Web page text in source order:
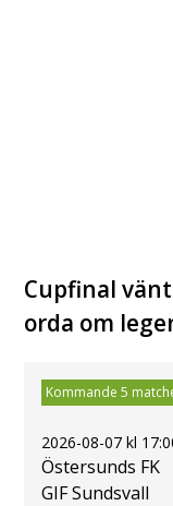
Cupfinal
orda om
Kommande 5
2026-08-07 kl
Östersunds FK
GIF Sundsvall